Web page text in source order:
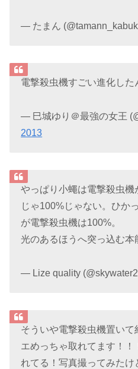
— たまん
電撃殺虫機すごい進化した
— 巳城ゆり＠最強の女王
2013
やっぱり小蠅は電撃殺虫機
じゃ100%じゃない。ひか
が電撃殺虫機は100%。
光のあるほうへ突っ込む本
— Lize quality
そういや電撃殺虫機置い
エめっちゃ取れてます！
れてる！写真撮ってみたけ